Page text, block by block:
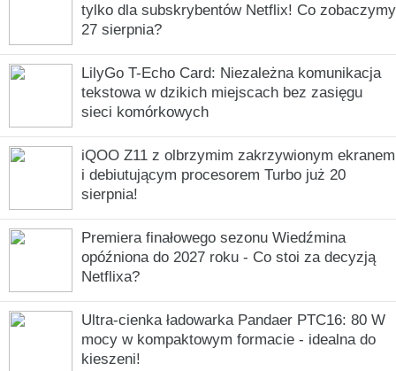
tylko dla subskrybentów Netflix! Co zobaczymy
27 sierpnia?
LilyGo T-Echo Card: Niezależna komunikacja
tekstowa w dzikich miejscach bez zasięgu
sieci komórkowych
iQOO Z11 z olbrzymim zakrzywionym ekranem
i debiutującym procesorem Turbo już 20
sierpnia!
Premiera finałowego sezonu Wiedźmina
opóźniona do 2027 roku - Co stoi za decyzją
Netflixa?
Ultra-cienka ładowarka Pandaer PTC16: 80 W
mocy w kompaktowym formacie - idealna do
kieszeni!